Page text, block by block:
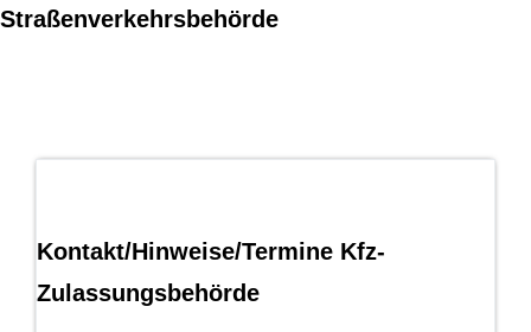
Kontakt/Hinweise/Termine Kfz-
Zulassungsbehörde
Straßenverkehrsbehörde